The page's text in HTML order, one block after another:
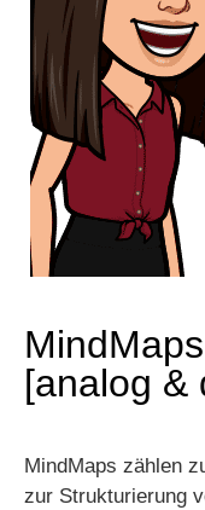
[analog &
MindMaps zählen
zur Strukturierung